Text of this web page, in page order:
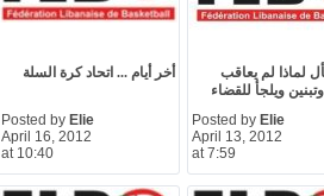
أخر أيام ... اتحاد كرة السلة
Posted by Elie
April 16, 2012
at 10:40
لماذا لم يعاقب
ويلجأ للقضاء
Posted by Elie
April 13, 2012
at 7:59